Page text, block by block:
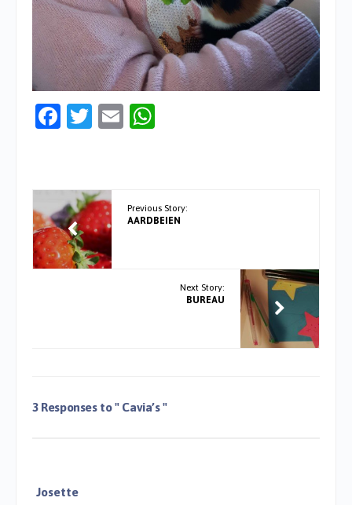
Facebook
Twitter
Email
Previous Story:
AARDBEIEN
Next Story:
BUREAU
3 Responses to" Cavia’s "
Josette